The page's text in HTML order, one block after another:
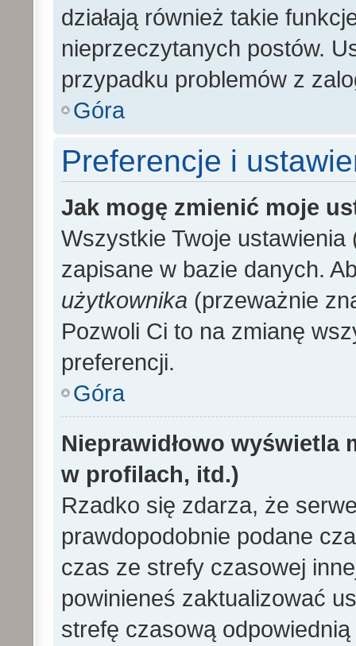
działają również takie
nieprzeczytanych postów.
przypadku problemów z
Góra
Preferencje i
Jak mogę zmienić moje
Wszystkie Twoje
zapisane w bazie danych.
użytkownika (przeważnie
Pozwoli Ci to na zmianę
preferencji.
Góra
Nieprawidłowo wyświetla
w profilach, itd.)
Rzadko się zdarza, że
prawdopodobnie podane
czas ze strefy czasowej
powinieneś zaktualizować
strefę czasową